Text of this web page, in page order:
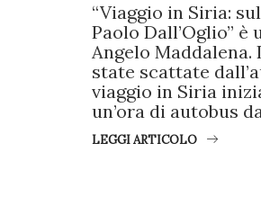
“Viaggio in Siria:
Paolo Dall’Oglio”
Angelo Maddalena.
state scattate
viaggio in Siria
un’ora di autobus
LEGGI ARTICOLO